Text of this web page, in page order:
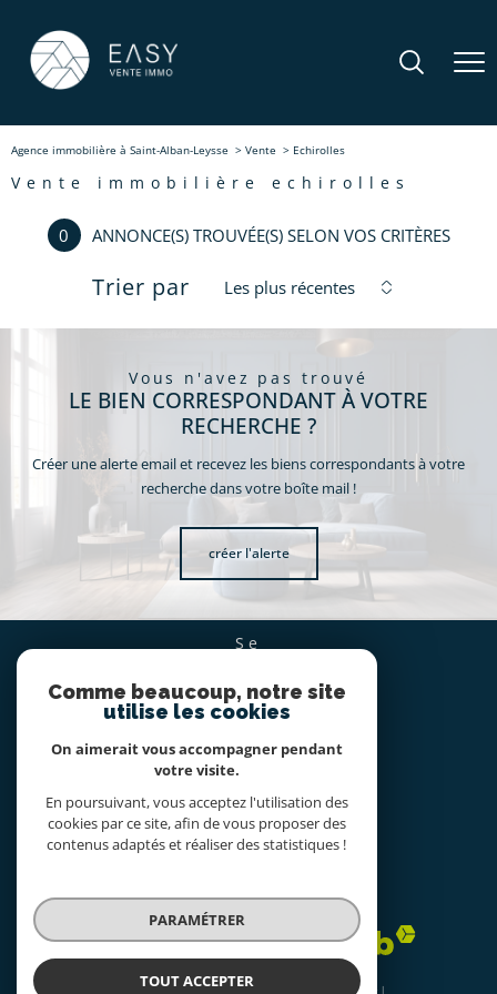
Agence immobilière à Saint-Alban-Leysse Vente Echirolles
vente immobilière echirolles
0 ANNONCE(S) TROUVÉE(S) SELON VOS CRITÈRES
Trier par Les plus récentes
vous n'avez pas trouvé
LE BIEN CORRESPONDANT À VOTRE
RECHERCHE ?
Créer une alerte email et recevez les biens correspondants à votre
recherche dans votre boîte mail !
créer l'alerte
se
espace propriétaire
nous
SUIVRE
ADHÉRONS
© 2026 | Tous droits réservés | Traduction powered by Google |
Comme beaucoup, notre site
utilise les cookies
On aimerait vous accompagner pendant
votre visite.
En poursuivant, vous acceptez l'utilisation des
cookies par ce site, afin de vous proposer des
contenus adaptés et réaliser des statistiques !
PARAMÉTRER
TOUT ACCEPTER